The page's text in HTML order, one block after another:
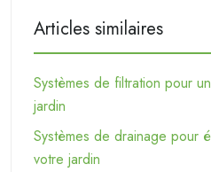
Articles similaires
Systèmes de filtration pour
jardin
Systèmes de drainage pour
votre jardin